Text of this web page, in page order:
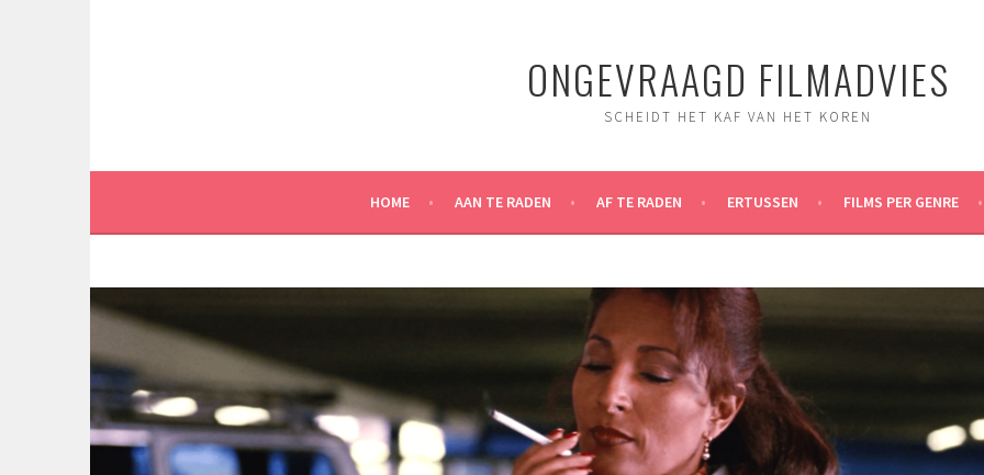
ONGEVRAAGD FILMADVIES
SCHEIDT HET KAF VAN HET KOREN
HOME AAN TE RADEN AF TE RADEN ERTUSSEN FILMS PER GENRE